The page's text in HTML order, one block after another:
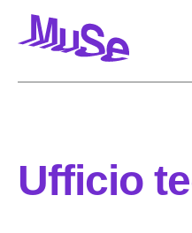
Italiano
Ufficio